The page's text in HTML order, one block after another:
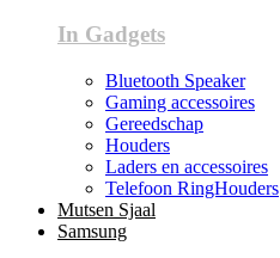
In Gadgets
Bluetooth Speaker
Gaming accessoires
Gereedschap
Houders
Laders en accessoires
Telefoon RingHouders
Mutsen Sjaal
Samsung